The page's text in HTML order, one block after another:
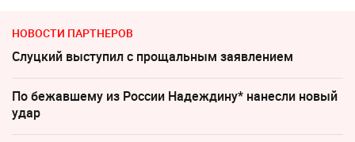
НОВОСТИ ПАРТНЕРОВ
Слуцкий выступил с прощальным заявлением
По бежавшему из России Надеждину* нанесли новый
удар